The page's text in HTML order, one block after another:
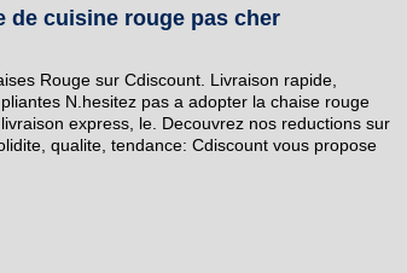
de cuisine rouge pas cher
Rouge sur Cdiscount. Livraison rapide,
N.hesitez pas a adopter la chaise rouge
express, le. Decouvrez nos reductions sur
qualite, tendance: Cdiscount vous propose